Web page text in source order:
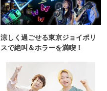
涼しく過ごせる東京ジョイポリ
スで絶叫＆ホラーを満喫！